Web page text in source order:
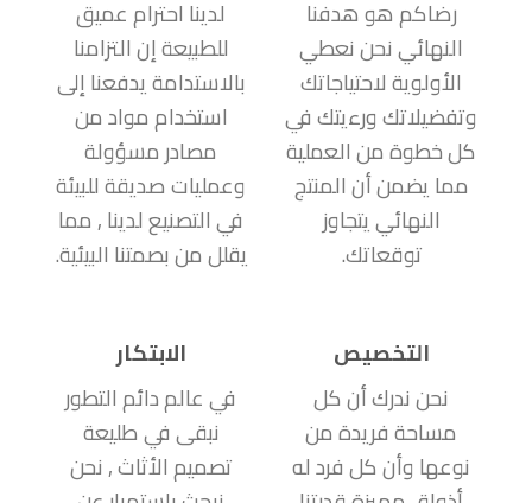
رضاكم هو هدفنا
النهائي نحن نعطي
الأولوية لاحتياجاتك
وتفضيلاتك ورءيتك في
كل خطوة من العملية
مما يضمن أن المنتج
النهائي يتجاوز
توقعاتك.
لدينا احترام عميق
للطبيعة إن التزامنا
بالاستدامة يدفعنا إلى
استخدام مواد من
مصادر مسؤولة
وعمليات صديقة للبيئة
في التصنيع لدينا , مما
يقلل من بصمتنا البيئية.
التخصيص
نحن ندرك أن كل
مساحة فريدة من
نوعها وأن كل فرد له
الابتكار
في عالم دائم التطور
نبقى في طليعة
تصميم الأثاث , نحن